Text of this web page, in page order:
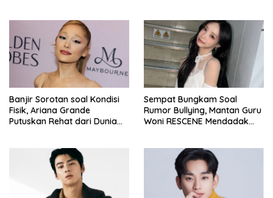
Banjir Sorotan soal Kondisi
Fisik, Ariana Grande
Putuskan Rehat dari Dunia
Sempat Bungkam Soal
Rumor Bullying, Mantan Guru
Woni RESCENE Mendadak